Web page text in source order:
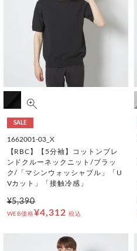
SALE
1662001-03_X
【RBC】【5分袖】コットンブレ
ンドクルーネックニット/ブラッ
ク/「マシンウォッシャブル」「U
Vカット」「接触冷感」
¥5,390
WEB価格¥4,312 税込